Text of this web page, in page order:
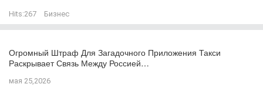
Hits:267 Бизнес
Огромный Штраф Для Загадочного Приложения Такси
Раскрывает Связь Между Россией…
мая 25,2026